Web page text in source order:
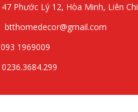
47 Phước Lý 12, Hòa Minh, Liên
btthomedecor@gmail.com
093 1969009
0236.3684.299